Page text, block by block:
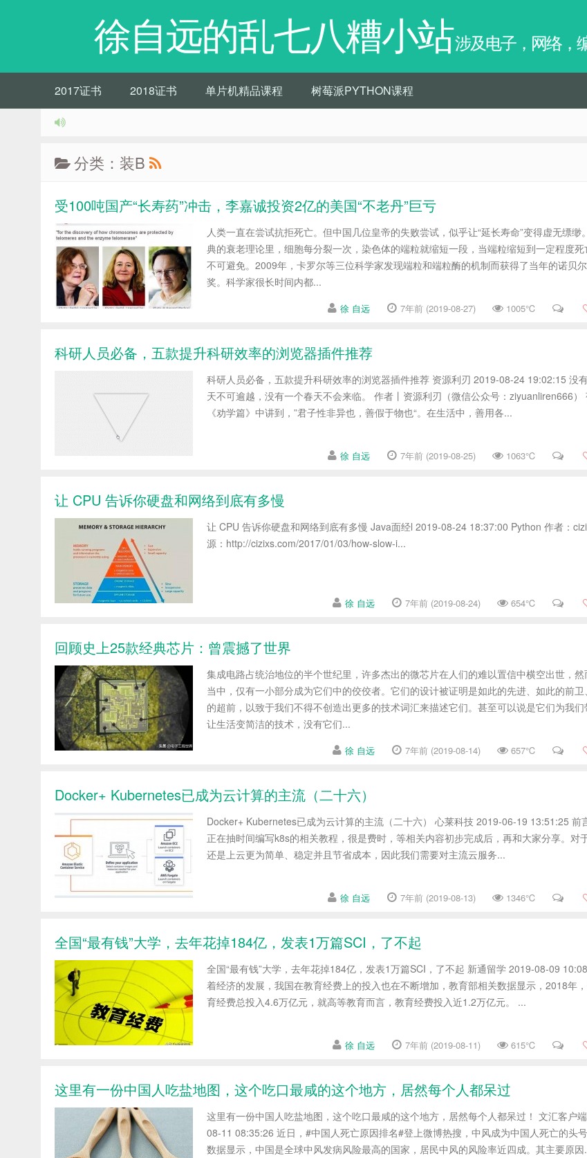
徐自远的乱七八糟小站涉及电子，网络，
2017证书 2018证书 单片机精品课程 树莓派PYTHON课程
分类：装B
受100吨国产“长寿药”冲击，李嘉诚投资2亿的美国“不老丹”巨亏
人类一直在尝试抗拒死亡。但中国几位皇帝的失败尝试，似乎让“延长寿命”变得虚无缥缈
典的衰老理论里，细胞每分裂一次，染色体的端粒就缩短一段，当端粒缩短到一定程度
不可避免。2009年，卡罗尔等三位科学家发现端粒和端粒酶的机制而获得了当年的诺贝
奖。科学家很长时间内都...
徐 自远 7年前 (2019-08-27) 1005℃
科研人员必备，五款提升科研效率的浏览器插件推荐
科研人员必备，五款提升科研效率的浏览器插件推荐 资源利刃 2019-08-24 19:02:15 没
天不可逾越，没有一个春天不会来临。 作者丨资源利刃（微信公众号：ziyuanliren666）
《劝学篇》中讲到，”君子性非异也，善假于物也“。在生活中，善用各...
徐 自远 7年前 (2019-08-25) 1063℃
让 CPU 告诉你硬盘和网络到底有多慢
让 CPU 告诉你硬盘和网络到底有多慢 Java面经l 2019-08-24 18:37:00 Python 作者：
源：http://cizixs.com/2017/01/03/how-slow-i...
徐 自远 7年前 (2019-08-24) 654℃
回顾史上25款经典芯片：曾震撼了世界
集成电路占统治地位的半个世纪里，许多杰出的微芯片在人们的难以置信中横空出世，
当中，仅有一小部分成为它们中的佼佼者。它们的设计被证明是如此的先进、如此的前
的超前，以致于我们不得不创造出更多的技术词汇来描述它们。甚至可以说是它们为我们
让生活变简洁的技术，没有它们...
徐 自远 7年前 (2019-08-14) 657℃
Docker+ Kubernetes已成为云计算的主流（二十六）
Docker+ Kubernetes已成为云计算的主流（二十六） 心莱科技 2019-06-19 13:51:25 前
正在抽时间编写k8s的相关教程，很是费时，等相关内容初步完成后，再和大家分享。对
还是上云更为简单、稳定并且节省成本，因此我们需要对主流云服务...
徐 自远 7年前 (2019-08-13) 1346℃
全国“最有钱”大学，去年花掉184亿，发表1万篇SCI，了不起
全国“最有钱”大学，去年花掉184亿，发表1万篇SCI，了不起 新通留学 2019-08-09
着经济的发展，我国在教育经费上的投入也在不断增加，教育部相关数据显示，2018年
育经费总投入4.6万亿元，就高等教育而言，教育经费投入近1.2万亿元。 ...
徐 自远 7年前 (2019-08-11) 615℃
这里有一份中国人吃盐地图，这个吃口最咸的这个地方，居然每个人都呆过
这里有一份中国人吃盐地图，这个吃口最咸的这个地方，居然每个人都呆过！ 文汇客户
08-11 08:35:26 近日，#中国人死亡原因排名#登上微博热搜，中风成为中国人死亡的头号
数据显示，中国是全球中风发病风险最高的国家，居民中风的风险率近四成。其主要原因